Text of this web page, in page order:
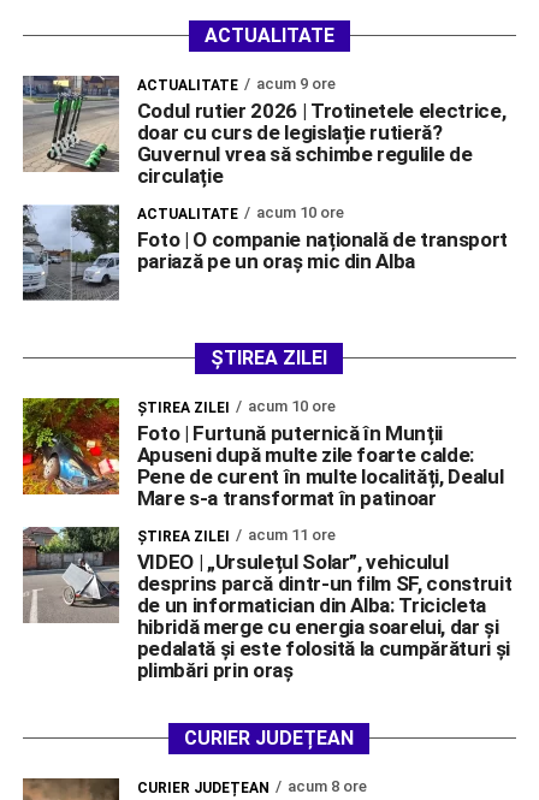
ACTUALITATE
ACTUALITATE acum 9 ore
Codul rutier 2026 | Trotinetele electrice,
doar cu curs de legislație rutieră?
Guvernul vrea să schimbe regulile de
circulație
ACTUALITATE acum 10 ore
Foto | O companie națională de transport
pariază pe un oraș mic din Alba
ȘTIREA ZILEI
ŞTIREA ZILEI acum 10 ore
Foto | Furtună puternică în Munții
Apuseni după multe zile foarte calde:
Pene de curent în multe localități, Dealul
Mare s-a transformat în patinoar
ŞTIREA ZILEI acum 11 ore
VIDEO | „Ursulețul Solar”, vehiculul
desprins parcă dintr-un film SF, construit
de un informatician din Alba: Tricicleta
hibridă merge cu energia soarelui, dar și
pedalată și este folosită la cumpărături și
plimbări prin oraș
CURIER JUDEȚEAN
CURIER JUDEȚEAN acum 8 ore